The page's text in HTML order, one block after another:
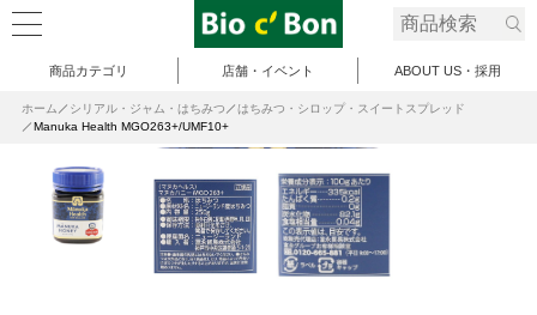
商品カテゴリ 店舗・イベント ABOUT US・採用
ホーム シリアル・ジャム・はちみつ
はちみつ・シロップ・スイートスプレッド
Manuka Health MGO263+/UMF10+